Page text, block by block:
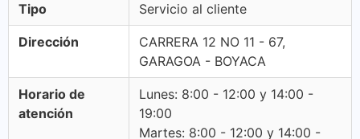
Tipo Servicio al cliente
Dirección
CARRERA 12 NO 11 - 67,
GARAGOA - BOYACA
Horario de
atención
Lunes: 8:00 - 12:00 y 14:00 -
19:00
Martes: 8:00 - 12:00 y 14:00 -